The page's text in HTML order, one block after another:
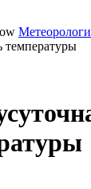
температуры